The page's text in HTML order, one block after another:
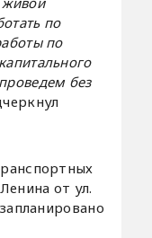
по
по
без
от ул.